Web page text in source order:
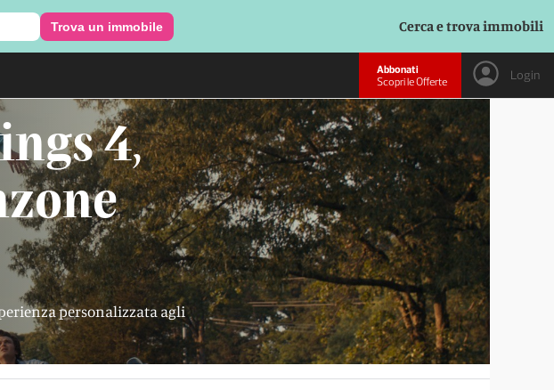
Trova un immobile Cerca e trova immobili
Abbonati
Scopri le Offerte
Login
4,
personalizzata agli